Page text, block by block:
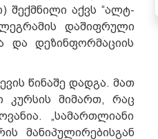
შექმნილი აქვს “ალტ-
დაშიფრული
და დეზინფორმაციის
წინაშე დადგა. მათ
კურსის მიმართ, რაც
„სამართლიანი
მანიპულირებისგან